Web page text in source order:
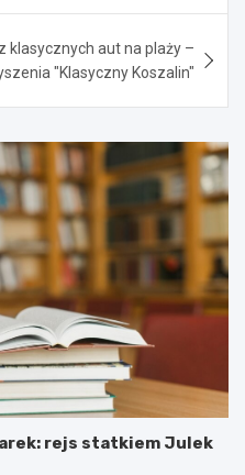
klasycznych aut na plaży –
"Klasyczny Koszalin"
rejs statkiem Julek